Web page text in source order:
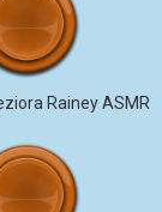
Rainey ASMR